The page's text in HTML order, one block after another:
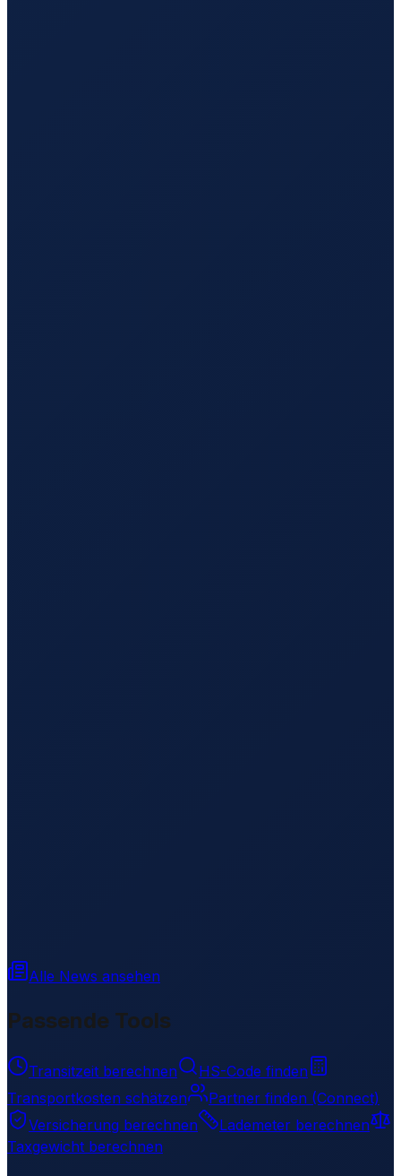
Alle News ansehen
Passende Tools
Transitzeit berechnen
HS-Code finden
Transportkosten schätzen
Partner finden (Connect)
Versicherung berechnen
Lademeter berechnen
Taxgewicht berechnen